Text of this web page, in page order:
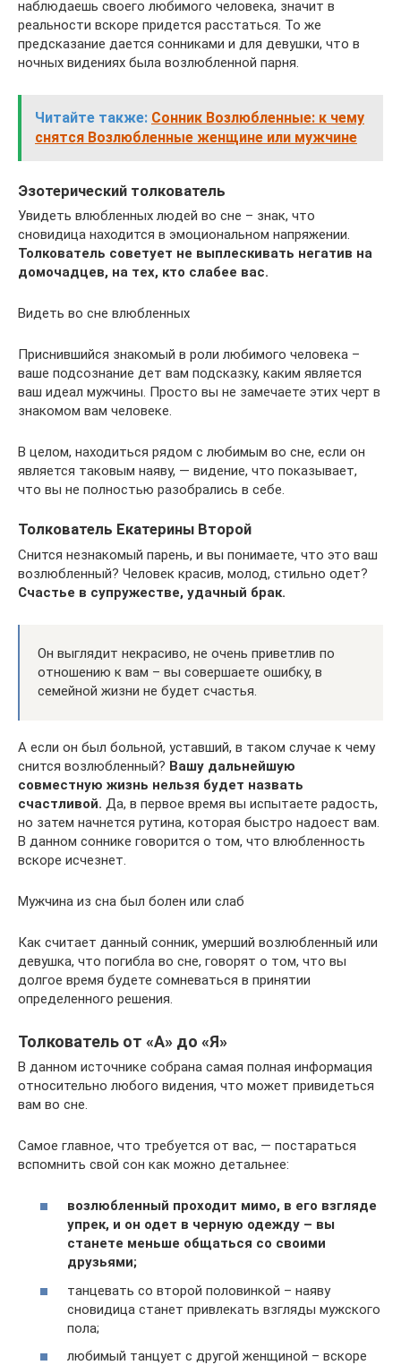
наблюдаешь своего любимого человека, значит в
реальности вскоре придется расстаться. То же
предсказание дается сонниками и для девушки, что в
ночных видениях была возлюбленной парня.
Читайте также: Сонник Возлюбленные: к чему
снятся Возлюбленные женщине или мужчине
Эзотерический толкователь
Увидеть влюбленных людей во сне – знак, что
сновидица находится в эмоциональном напряжении.
Толкователь советует не выплескивать негатив на
домочадцев, на тех, кто слабее вас.
Видеть во сне влюбленных
Приснившийся знакомый в роли любимого человека –
ваше подсознание дет вам подсказку, каким является
ваш идеал мужчины. Просто вы не замечаете этих черт в
знакомом вам человеке.
В целом, находиться рядом с любимым во сне, если он
является таковым наяву, — видение, что показывает,
что вы не полностью разобрались в себе.
Толкователь Екатерины Второй
Снится незнакомый парень, и вы понимаете, что это ваш
возлюбленный? Человек красив, молод, стильно одет?
Счастье в супружестве, удачный брак.
Он выглядит некрасиво, не очень приветлив по
отношению к вам – вы совершаете ошибку, в
семейной жизни не будет счастья.
А если он был больной, уставший, в таком случае к чему
снится возлюбленный? Вашу дальнейшую
совместную жизнь нельзя будет назвать
счастливой. Да, в первое время вы испытаете радость,
но затем начнется рутина, которая быстро надоест вам.
В данном соннике говорится о том, что влюбленность
вскоре исчезнет.
Мужчина из сна был болен или слаб
Как считает данный сонник, умерший возлюбленный или
девушка, что погибла во сне, говорят о том, что вы
долгое время будете сомневаться в принятии
определенного решения.
Толкователь от «А» до «Я»
В данном источнике собрана самая полная информация
относительно любого видения, что может привидеться
вам во сне.
Самое главное, что требуется от вас, — постараться
вспомнить свой сон как можно детальнее:
возлюбленный проходит мимо, в его взгляде
упрек, и он одет в черную одежду – вы
станете меньше общаться со своими
друзьями;
танцевать со второй половинкой – наяву
сновидица станет привлекать взгляды мужского
пола;
любимый танцует с другой женщиной – вскоре